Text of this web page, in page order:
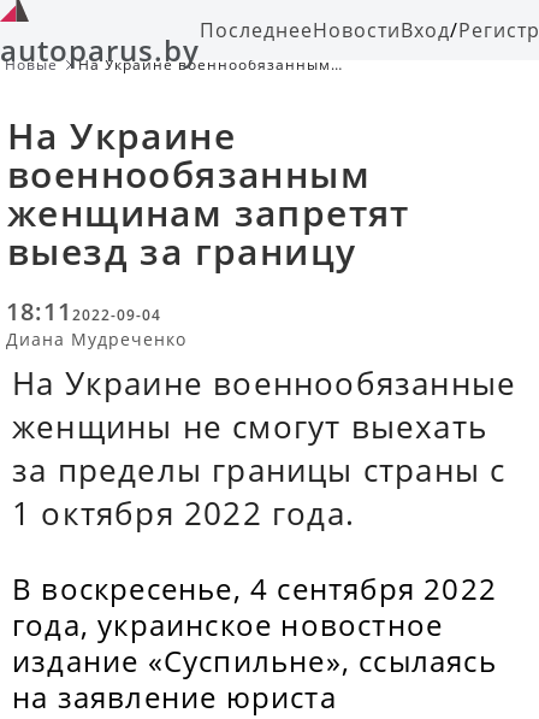
autoparus.byПоследнееНовостиВход/
Новые
На Украине военнообязанным
На Украине
военнообязанным
женщинам запретят
выезд за границу
18:11 2022-09-04
Диана Мудреченко
На Украине военнообязанные
женщины не смогут выехать
за пределы границы страны с
1 октября 2022 года.
В воскресенье, 4 сентября 2022
года, украинское новостное
издание «Суспильне», ссылаясь
на заявление юриста